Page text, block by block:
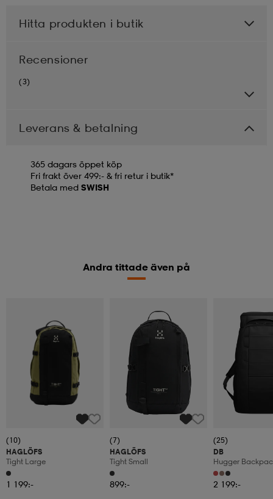
Hitta produkten i butik
Recensioner
(3)
Leverans & betalning
365 dagars öppet köp
Fri frakt över 499:- & fri retur i butik*
Betala med SWISH
Andra tittade även på
(10)
HAGLÖFS
Tight Large
1 199:-
(7)
HAGLÖFS
Tight Small
899:-
(25)
DB
Hugger
2 199:-